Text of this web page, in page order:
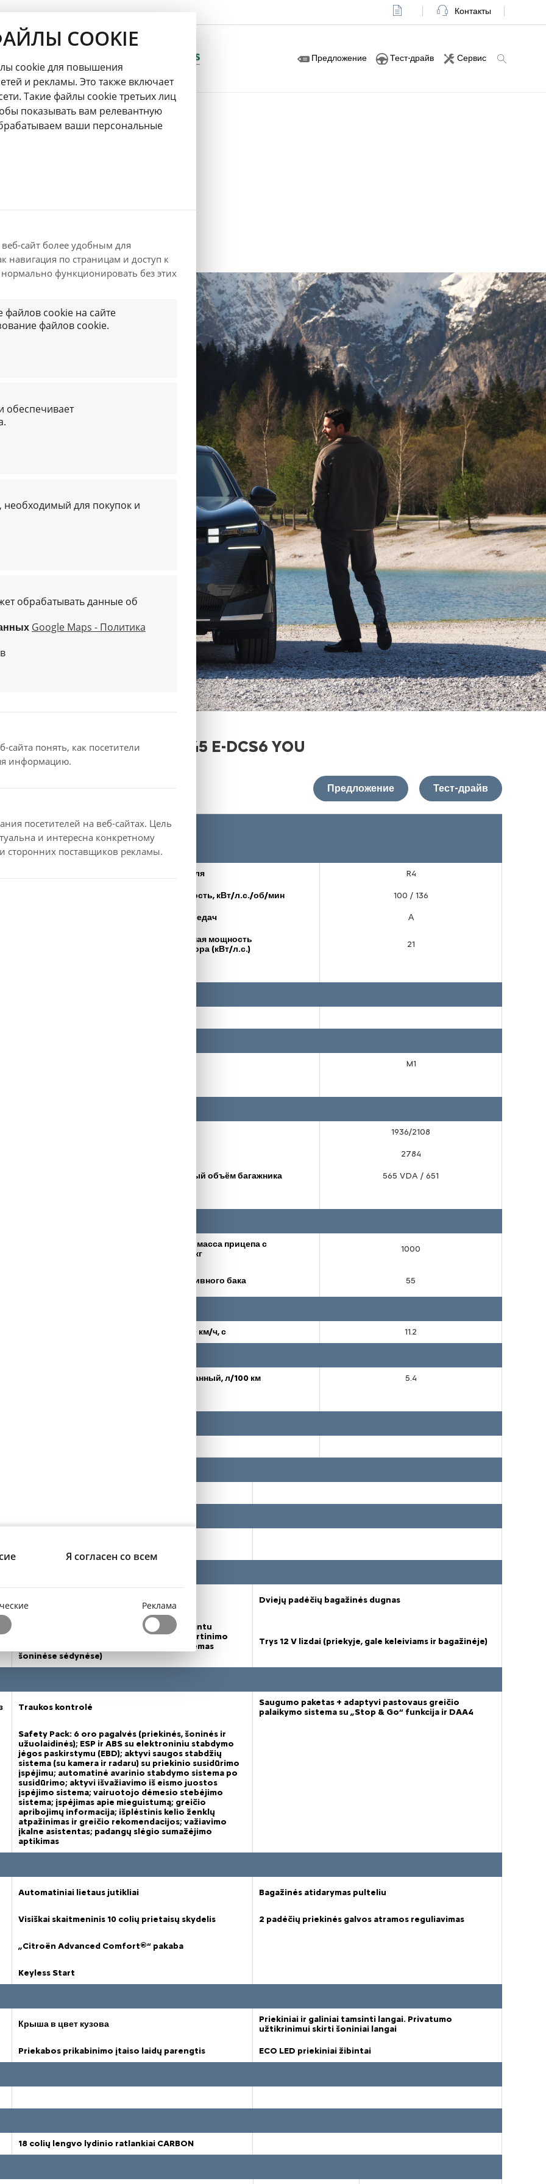
COOKIE
cookie для повышения
и рекламы. Это также включает
Такие файлы cookie третьих лиц
показывать вам релевантную
ваши персональные
new tab
сайт более удобным для
навигация по страницам и доступ к
функционировать без этих
файлов cookie на сайте
файлов cookie.
обеспечивает
для покупок и
обрабатывать данные об
Google Maps - Политика
понять, как посетители
информацию.
посетителей на веб-сайтах. Цель
и интересна конкретному
сторонних поставщиков рекламы.
Я согласен со всем
Реклама
Контакты
Предложение Тест-драйв Сервис
HYBRID 145 E-DCS6 YOU
Тест-драйв
Предложение
Тип двигателя R4
Макс. мощность, кВт/л.с./об/мин 100 / 136
Коробка передач А
Максимальная мощность
электромотора (кВт/л.с.)
21
M1
1936/2108
2784
Минимальный объём багажника 565 VDA / 651
Допустимая масса прицепа с
тормозами, кг
1000
Объем топливного бака 55
Разгон 0-100 км/ч, с 11.2
WLTP Смешанный, л/100 км 5.4
Dviejų padėčių bagažinės dugnas
Galinė sėdynė su 40-20-40 santykiu padalintu
sulankstomu atlošu (įskaitant 2 ISOFIX tvirtinimo
sistemas ir 2 „Top-Tether“ tvirtinimo sistemas
šoninėse sėdynėse)
Trys 12 V lizdai (priekyje, gale keleiviams ir bagažinėje)
Traukos kontrolė
Saugumo paketas + adaptyvi pastovaus greičio
palaikymo sistema su „Stop & Go“ funkcija ir DAA4
Safety Pack: 6 oro pagalvės (priekinės, šoninės ir
užuolaidinės); ESP ir ABS su elektroniniu stabdymo
jėgos paskirstymu (EBD); aktyvi saugos stabdžių
sistema (su kamera ir radaru) su priekinio susidūrimo
įspėjimu; automatinė avarinio stabdymo sistema po
susidūrimo; aktyvi išvažiavimo iš eismo juostos
įspėjimo sistema; vairuotojo dėmesio stebėjimo
sistema; įspėjimas apie mieguistumą; greičio
apribojimų informacija; išplėstinis kelio ženklų
atpažinimas ir greičio rekomendacijos; važiavimo
įkalne asistentas; padangų slėgio sumažėjimo
aptikimas
Automatiniai lietaus jutikliai Bagažinės atidarymas pulteliu
Visiškai skaitmeninis 10 colių prietaisų skydelis 2 padėčių priekinės galvos atramos reguliavimas
„Citroën Advanced Comfort®“ pakaba
Keyless Start
Крыша в цвет кузова
Priekiniai ir galiniai tamsinti langai. Privatumo
užtikrinimui skirti šoniniai langai
Priekabos prikabinimo įtaiso laidų parengtis ECO LED priekiniai žibintai
18 colių lengvo lydinio ratlankiai CARBON